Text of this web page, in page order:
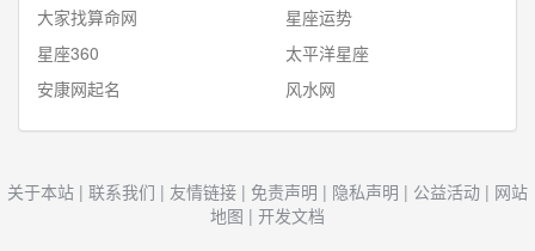
大家找算命网
星座运势
星座360
太平洋星座
安康网起名
风水网
关于本站 | 联系我们 | 友情链接 | 免责声明 | 隐私声明 | 公益活动 | 网站
地图 | 开发文档